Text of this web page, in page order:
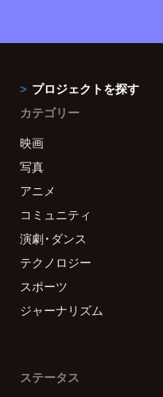
プロジェクトを探す
カテゴリー
映画
写真
アニメ
コミュニティ
演劇・ダンス
テクノロジー
スポーツ
ジャーナリズム
ステータス